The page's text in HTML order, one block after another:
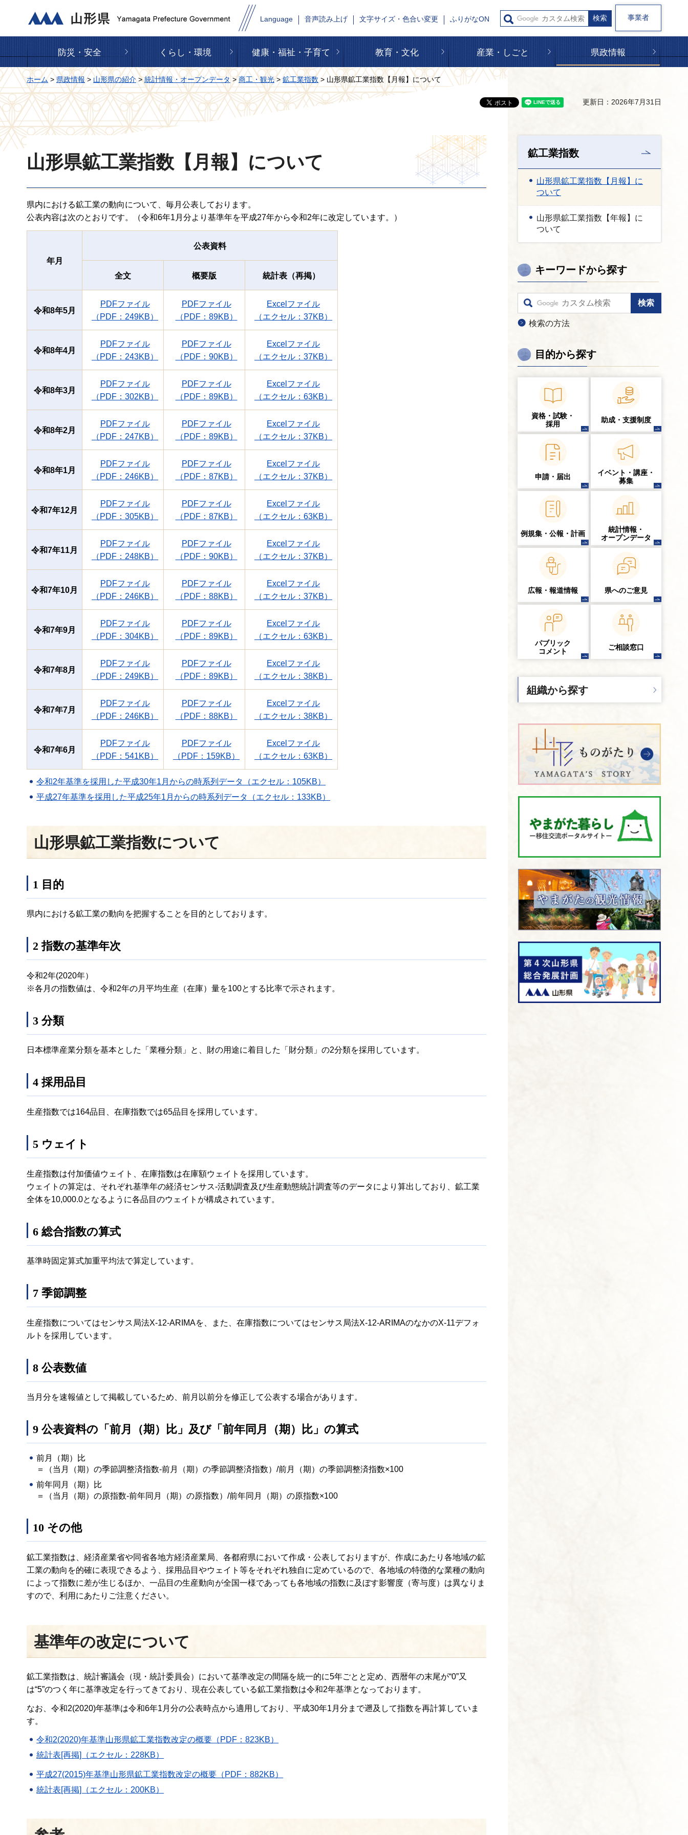
山形県 Language 音声読み上げ 文字サイズ・色合い変更 ふりがなON 事業者
防災・安全 くらし・環境 健康・福祉・子育て 教育・文化 産業・しごと 県政情報
ホーム>県政情報> 山形県の紹介>統計情報・オープンデータ>商工・観光>鉱工業指数> 山形県鉱工業指数【月報】について
更新日：2026年7月31日
山形県鉱工業指数【月報】について
県内における鉱工業の動向について、毎月公表しております。
公表内容は次のとおりです。（令和6年1月分より基準年を平成27年から令和2年に改定しています。）
年月
公表資料
全文 概要版 統計表（再掲）
令和8年5月
PDFファイル
（PDF：249KB）
PDFファイル
（PDF：89KB）
Excelファイル
（エクセル：37KB）
令和8年4月
PDFファイル
（PDF：243KB）
PDFファイル
（PDF：90KB）
Excelファイル
（エクセル：37KB）
令和8年3月
PDFファイル
（PDF：302KB）
PDFファイル
（PDF：89KB）
Excelファイル
（エクセル：63KB）
令和8年2月
PDFファイル
（PDF：247KB）
PDFファイル
（PDF：89KB）
Excelファイル
（エクセル：37KB）
令和8年1月
PDFファイル
（PDF：246KB）
PDFファイル
（PDF：87KB）
Excelファイル
（エクセル：37KB）
令和7年12月
PDFファイル
（PDF：305KB）
PDFファイル
（PDF：87KB）
Excelファイル
（エクセル：63KB）
令和7年11月
PDFファイル
（PDF：248KB）
PDFファイル
（PDF：90KB）
Excelファイル
（エクセル：37KB）
令和7年10月
PDFファイル
（PDF：246KB）
PDFファイル
（PDF：88KB）
Excelファイル
（エクセル：37KB）
令和7年9月
PDFファイル
（PDF：304KB）
PDFファイル
（PDF：89KB）
Excelファイル
（エクセル：63KB）
令和7年8月
PDFファイル
（PDF：249KB）
PDFファイル
（PDF：89KB）
Excelファイル
（エクセル：38KB）
令和7年7月
PDFファイル
（PDF：246KB）
PDFファイル
（PDF：88KB）
Excelファイル
（エクセル：38KB）
令和7年6月
PDFファイル
（PDF：541KB）
PDFファイル
（PDF：159KB）
Excelファイル
（エクセル：63KB）
令和2年基準を採用した平成30年1月からの時系列データ（エクセル：105KB）
平成27年基準を採用した平成25年1月からの時系列データ（エクセル：133KB）
山形県鉱工業指数について
1 目的
県内における鉱工業の動向を把握することを目的としております。
2 指数の基準年次
令和2年(2020年）
※各月の指数値は、令和2年の月平均生産（在庫）量を100とする比率で示されます。
3 分類
日本標準産業分類を基本とした「業種分類」と、財の用途に着目した「財分類」の2分類を採用しています。
4 採用品目
生産指数では164品目、在庫指数では65品目を採用しています。
5 ウェイト
生産指数は付加価値ウェイト、在庫指数は在庫額ウェイトを採用しています。
ウェイトの算定は、それぞれ基準年の経済センサス-活動調査及び生産動態統計調査等のデータにより算出しており、鉱工業
全体を10,000.0となるように各品目のウェイトが構成されています。
6 総合指数の算式
基準時固定算式加重平均法で算定しています。
7 季節調整
生産指数についてはセンサス局法X-12-ARIMAを、また、在庫指数についてはセンサス局法X-12-ARIMAのなかのX-11デフォ
ルトを採用しています。
8 公表数値
当月分を速報値として掲載しているため、前月以前分を修正して公表する場合があります。
9 公表資料の「前月（期）比」及び「前年同月（期）比」の算式
前月（期）比
＝（当月（期）の季節調整済指数-前月（期）の季節調整済指数）/前月（期）の季節調整済指数×100
前年同月（期）比
＝（当月（期）の原指数-前年同月（期）の原指数）/前年同月（期）の原指数×100
10 その他
鉱工業指数は、経済産業省や同省各地方経済産業局、各都府県において作成・公表しておりますが、作成にあたり各地域の鉱
工業の動向を的確に表現できるよう、採用品目やウェイト等をそれぞれ独自に定めているので、各地域の特徴的な業種の動向
によって指数に差が生じるほか、一品目の生産動向が全国一様であっても各地域の指数に及ぼす影響度（寄与度）は異なりま
すので、利用にあたりご注意ください。
基準年の改定について
鉱工業指数は、統計審議会（現・統計委員会）において基準改定の間隔を統一的に5年ごとと定め、西暦年の末尾が“0”又
は“5”のつく年に基準改定を行ってきており、現在公表している鉱工業指数は令和2年基準となっております。
なお、令和2(2020)年基準は令和6年1月分の公表時点から適用しており、平成30年1月分まで遡及して指数を再計算していま
す。
令和2(2020)年基準山形県鉱工業指数改定の概要（PDF：823KB）
統計表[再掲]（エクセル：228KB）
平成27(2015)年基準山形県鉱工業指数改定の概要（PDF：882KB）
統計表[再掲]（エクセル：200KB）
鉱工業指数
山形県鉱工業指数【月報】に
ついて
山形県鉱工業指数【年報】に
ついて
キーワードから探す
検索の方法
目的から探す
資格・試験・
採用
助成・支援制度
申請・届出
イベント・講座・
募集
例規集・公報・計画
統計情報・
オープンデータ
広報・報道情報 県へのご意見
パブリック
コメント
ご相談窓口
組織から探す